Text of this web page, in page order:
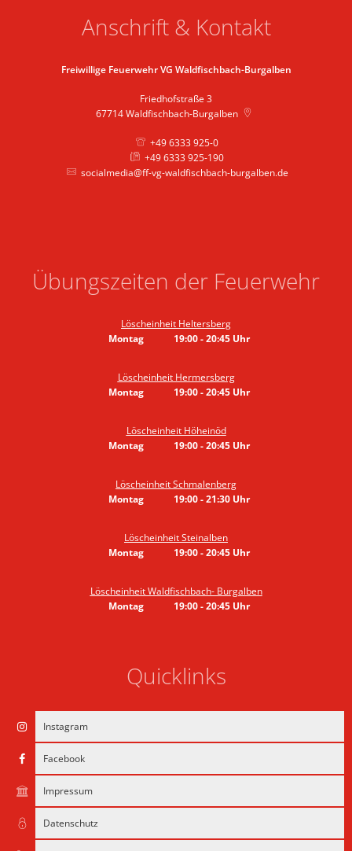
Anschrift & Kontakt
Freiwillige Feuerwehr VG Waldfischbach-Burgalben
Friedhofstraße 3
67714 Waldfischbach-Burgalben
+49 6333 925-0
+49 6333 925-190
socialmedia@ff-vg-waldfischbach-burgalben.de
Übungszeiten der Feuerwehr
Löscheinheit Heltersberg
Montag
19:00-20:45Uhr
Löscheinheit Hermersberg
Montag
19:00-20:45Uhr
Löscheinheit Höheinöd
Montag
19:00-20:45Uhr
Löscheinheit Schmalenberg
Montag
19:00-21:30Uhr
Löscheinheit Steinalben
Montag
19:00-20:45Uhr
Löscheinheit Waldfischbach- Burgalben
Montag
19:00-20:45Uhr
Quicklinks
Instagram
Facebook
Impressum
Datenschutz